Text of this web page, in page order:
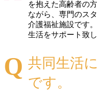
を抱えた高齢者の
ながら、専門のス
介護福祉施設です
生活をサポート致し
共同生活
です。